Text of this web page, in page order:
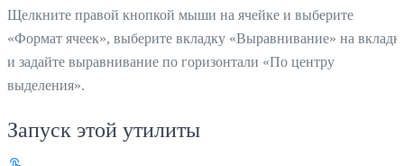
Щелкните правой кнопкой мыши на ячейке и выберите
«Формат ячеек», выберите вкладку «Выравнивание» на
и задайте выравнивание по горизонтали «По центру
выделения».
Запуск этой утилиты